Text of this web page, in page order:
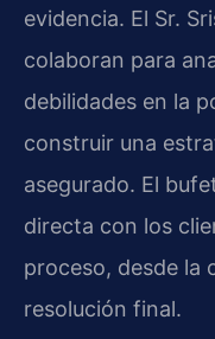
evidencia. El Sr.
colaboran para
debilidades en la
construir una
asegurado. El
directa con los
proceso, desde la
resolución final.